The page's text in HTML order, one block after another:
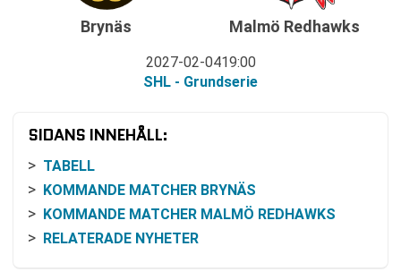
Brynäs
2027-02-0419:00
SHL - Grundserie
Malmö Redhawks
SIDANS INNEHÅLL:
TABELL
KOMMANDE MATCHER BRYNÄS
KOMMANDE MATCHER MALMÖ REDHAWKS
RELATERADE NYHETER